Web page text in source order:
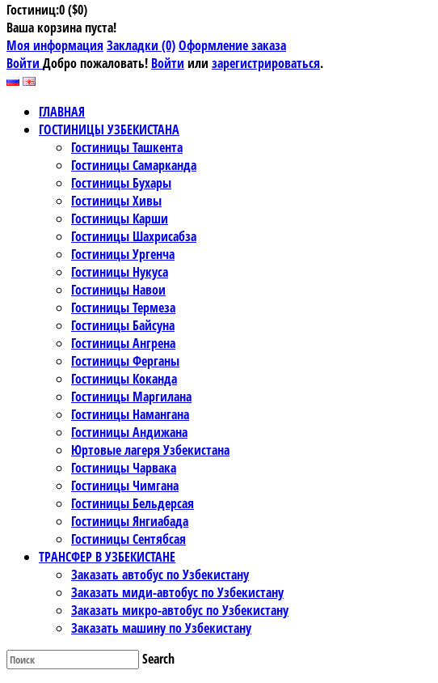
Гостиниц:0 ($0)
Ваша корзина пуста!
Моя информация Закладки (0)Оформление заказа
Войти Добро пожаловать! Войти или зарегистрироваться.
ГЛАВНАЯ
ГОСТИНИЦЫ УЗБЕКИСТАНА
Гостиницы Ташкента
Гостиницы Самарканда
Гостиницы Бухары
Гостиницы Хивы
Гостиницы Карши
Гостиницы Шахрисабза
Гостиницы Ургенча
Гостиницы Нукуса
Гостиницы Навои
Гостиницы Термеза
Гостиницы Байсуна
Гостиницы Ангрена
Гостиницы Ферганы
Гостиницы Коканда
Гостиницы Маргилана
Гостиницы Намангана
Гостиницы Андижана
Юртовые лагеря Узбекистана
Гостиницы Чарвака
Гостиницы Чимгана
Гостиницы Бельдерсая
Гостиницы Янгиабада
Гостиницы Сентябсая
ТРАНСФЕР В УЗБЕКИСТАНЕ
Заказать автобус по Узбекистану
Заказать миди-автобус по Узбекистану
Заказать микро-автобус по Узбекистану
Заказать машину по Узбекистану
Search